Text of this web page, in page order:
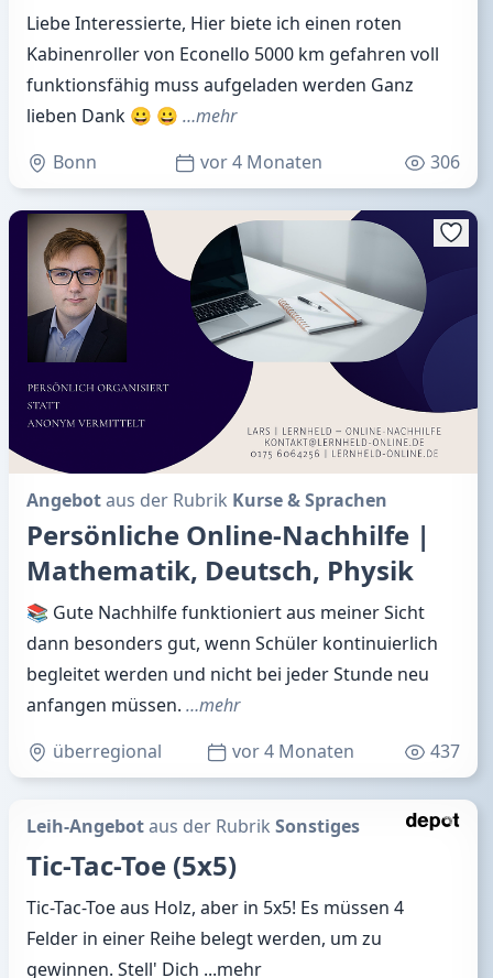
Liebe Interessierte, Hier biete ich einen roten
Kabinenroller von Econello 5000 km gefahren voll
funktionsfähig muss aufgeladen werden Ganz
lieben Dank 😀 😀 …mehr
Bonn
vor 4 Monaten 306
Angebotaus der Rubrik Kurse & Sprachen
Persönliche Online-Nachhilfe |
Mathematik, Deutsch, Physik
📚 Gute Nachhilfe funktioniert aus meiner Sicht
dann besonders gut, wenn Schüler kontinuierlich
begleitet werden und nicht bei jeder Stunde neu
anfangen müssen. …mehr
überregional
vor 4 Monaten 437